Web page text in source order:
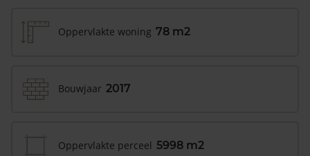
Oppervlakte woning 78 m2
Bouwjaar 2017
Oppervlakte perceel 5998 m2